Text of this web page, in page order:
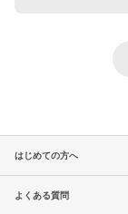
はじめての方へ
よくある質問